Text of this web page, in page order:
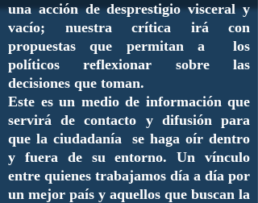
una acción de desprestigio visceral y
vacío; nuestra crítica irá con
propuestas que permitan a los
políticos reflexionar sobre las
decisiones que toman.
Este es un medio de información que
servirá de contacto y difusión para
que la ciudadanía se haga oír dentro
y fuera de su entorno. Un vínculo
entre quienes trabajamos día a día por
un mejor país y aquellos que buscan la